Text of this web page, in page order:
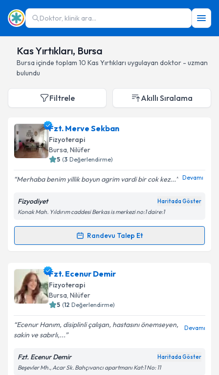
Doktor, klinik ara...
Kas Yırtıkları, Bursa
Bursa içinde toplam 10 Kas Yırtıkları uygulayan doktor - uzman
bulundu
Filtrele Akıllı Sıralama
Fzt. Merve Sekban
Fizyoterapi
Bursa, Nilüfer
5 (3 Değerlendirme)
Merhaba benim yillik boyun agrim vardi bir cok kez... Devamı
Fizyodiyet Haritada Göster
Konak Mah. Yıldırım caddesi Berkas is merkezi no:1 daire:1
Randevu Talep Et
Randevu Takvimi Talebi
Fzt. Merve Sekbaniçin randevu takvimi talebi
oluşturun. Size bu uzmandan randevu almanız için bir
takvim hazırlandığında e-posta ile bilgilendireceğiz.
Kişisel verilerimin işlenmesine ilişkin
Aydınlatma
Metni'ni okudum ve kişisel verilerimin belirtilen
Fzt. Ecenur Demir
Fizyoterapi
Bursa, Nilüfer
5 (12 Değerlendirme)
Ecenur Hanım, disiplinli çalışan, hastasını önemseyen,
sakin ve sabırlı,...
Devamı
Fzt. Ecenur Demir Haritada Göster
Beşevler Mh., Acar Sk. Bahçıvancı apartmanı Kat:1 No: 11